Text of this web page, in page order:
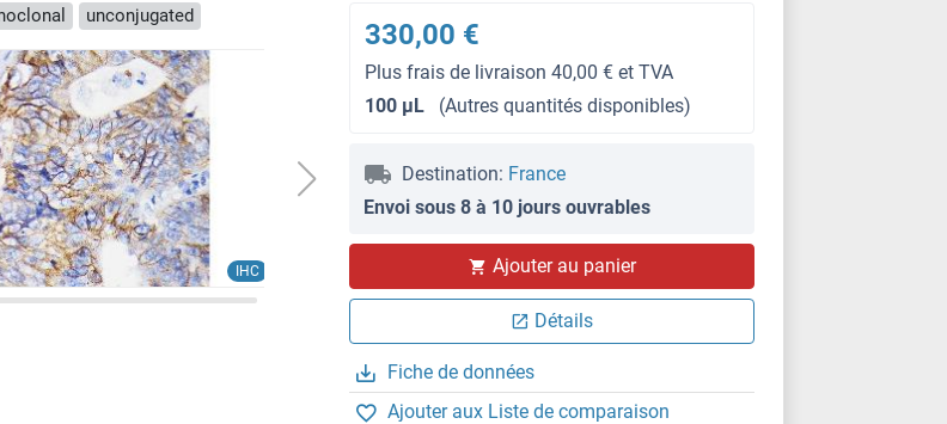
unconjugated
IHC
WB
330,00 €
Plus frais de livraison 40,00 € et TVA
100 μL
(Autres quantités disponibles)
Destination: France
Envoi sous 8 à 10 jours ouvrables
Ajouter au panier
Détails
Fiche de données
Ajouter aux Liste de comparaison